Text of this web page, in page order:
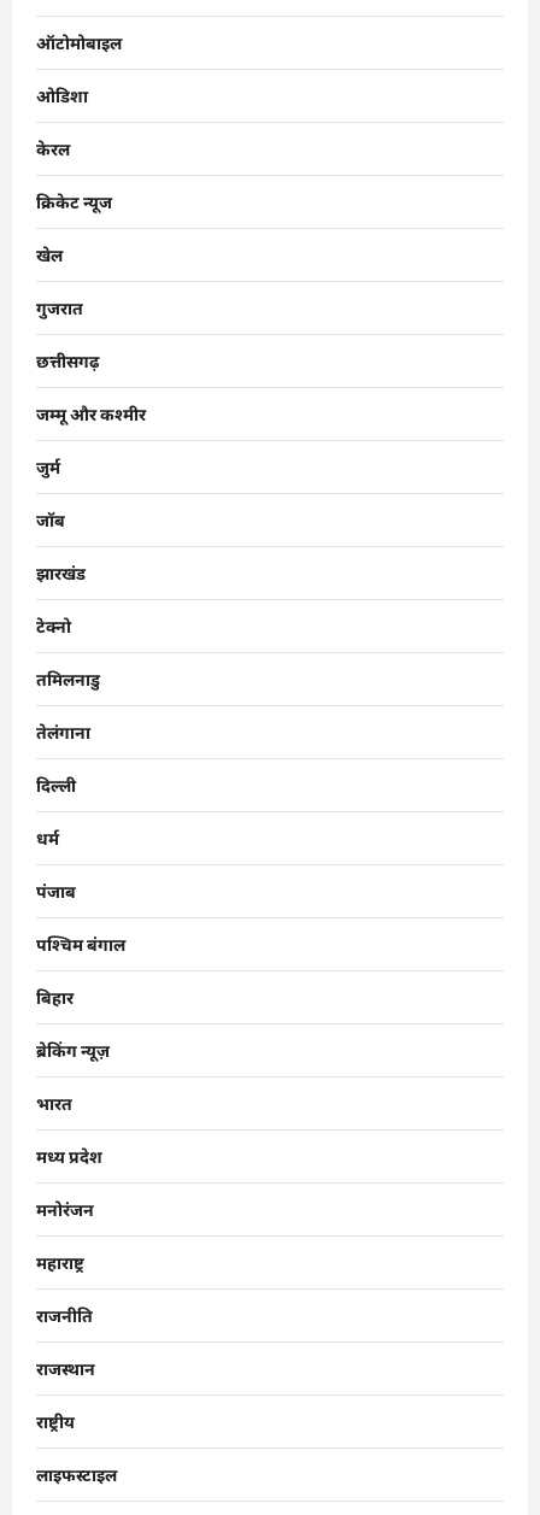
ऑटोमोबाइल
ओडिशा
केरल
क्रिकेट न्यूज
खेल
गुजरात
छत्तीसगढ़
जम्मू और कश्मीर
जुर्म
जॉब
झारखंड
टेक्नो
तमिलनाडु
तेलंगाना
दिल्ली
धर्म
पंजाब
पश्चिम बंगाल
बिहार
ब्रेकिंग न्यूज़
भारत
मध्य प्रदेश
मनोरंजन
महाराष्ट्र
राजनीति
राजस्थान
राष्ट्रीय
लाइफस्टाइल